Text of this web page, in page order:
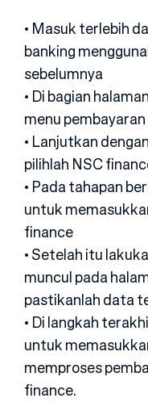
• Masuk terlebih
banking
sebelumnya
• Di bagian
menu pembayaran
• Lanjutkan
pilihlah NSC
• Pada tahapan
untuk
finance
• Setelah itu
muncul pada
pastikanlah data
• Di langkah
untuk
memproses
finance.